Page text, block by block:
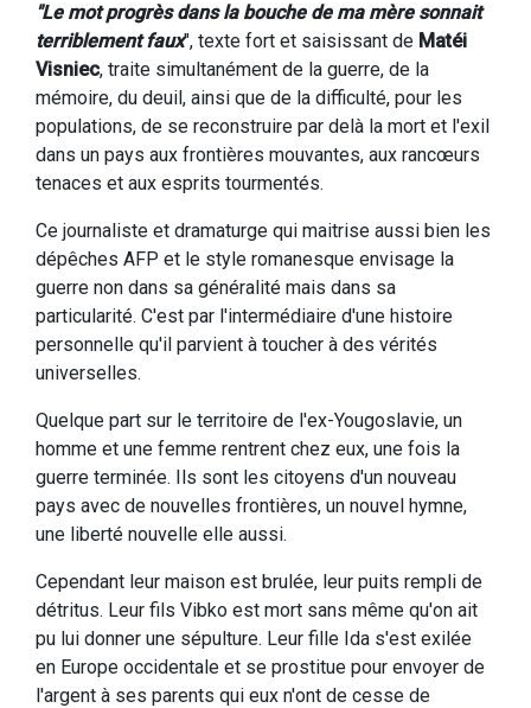
"Le mot progrès dans la bouche de ma mère sonnait
terriblement faux", texte fort et saisissant de Matéi
Visniec, traite simultanément de la guerre, de la
mémoire, du deuil, ainsi que de la difficulté, pour les
populations, de se reconstruire par delà la mort et l'exil
dans un pays aux frontières mouvantes, aux rancœurs
tenaces et aux esprits tourmentés.
Ce journaliste et dramaturge qui maitrise aussi bien les
dépêches AFP et le style romanesque envisage la
guerre non dans sa généralité mais dans sa
particularité. C'est par l'intermédiaire d'une histoire
personnelle qu'il parvient à toucher à des vérités
universelles.
Quelque part sur le territoire de l'ex-Yougoslavie, un
homme et une femme rentrent chez eux, une fois la
guerre terminée. Ils sont les citoyens d'un nouveau
pays avec de nouvelles frontières, un nouvel hymne,
une liberté nouvelle elle aussi.
Cependant leur maison est brulée, leur puits rempli de
détritus. Leur fils Vibko est mort sans même qu'on ait
pu lui donner une sépulture. Leur fille Ida s'est exilée
en Europe occidentale et se prostitue pour envoyer de
l'argent à ses parents qui eux n'ont de cesse de